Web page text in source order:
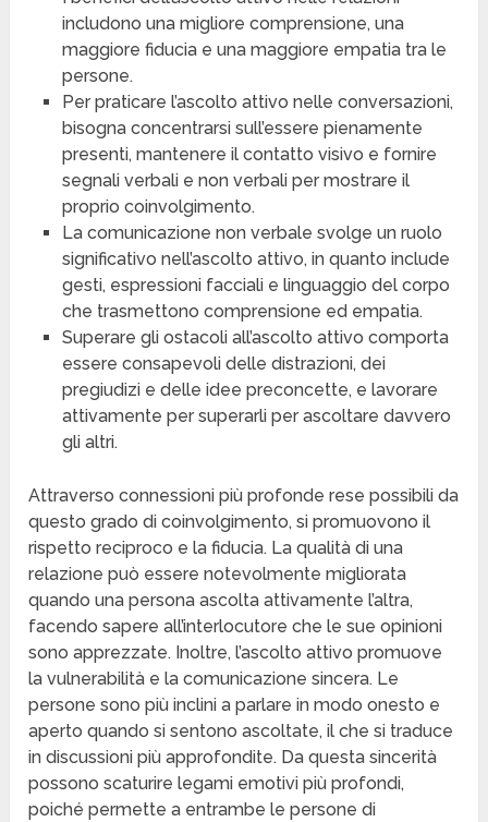
includono una migliore comprensione, una
maggiore fiducia e una maggiore empatia tra le
persone.
Per praticare l’ascolto attivo nelle conversazioni,
bisogna concentrarsi sull’essere pienamente
presenti, mantenere il contatto visivo e fornire
segnali verbali e non verbali per mostrare il
proprio coinvolgimento.
La comunicazione non verbale svolge un ruolo
significativo nell’ascolto attivo, in quanto include
gesti, espressioni facciali e linguaggio del corpo
che trasmettono comprensione ed empatia.
Superare gli ostacoli all’ascolto attivo comporta
essere consapevoli delle distrazioni, dei
pregiudizi e delle idee preconcette, e lavorare
attivamente per superarli per ascoltare davvero
gli altri.
Attraverso connessioni più profonde rese possibili da
questo grado di coinvolgimento, si promuovono il
rispetto reciproco e la fiducia. La qualità di una
relazione può essere notevolmente migliorata
quando una persona ascolta attivamente l’altra,
facendo sapere all’interlocutore che le sue opinioni
sono apprezzate. Inoltre, l’ascolto attivo promuove
la vulnerabilità e la comunicazione sincera. Le
persone sono più inclini a parlare in modo onesto e
aperto quando si sentono ascoltate, il che si traduce
in discussioni più approfondite. Da questa sincerità
possono scaturire legami emotivi più profondi,
poiché permette a entrambe le persone di